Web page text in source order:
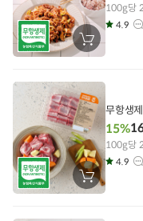
장
바
에
담
기
100g당
4.9
장
바
무항생
15%
100g당
4.9